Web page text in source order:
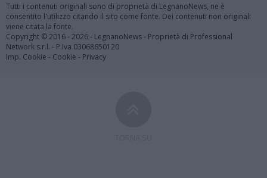
Tutti i contenuti originali sono di proprietà di LegnanoNews, ne è
consentito l'utilizzo citando il sito come fonte. Dei contenuti non originali
viene citata la fonte.
Copyright © 2016 - 2026 - LegnanoNews - Proprietà di Professional
Network s.r.l. - P.Iva 03068650120
Imp. Cookie - Cookie - Privacy